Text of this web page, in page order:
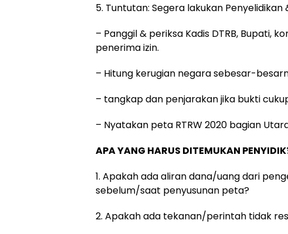
5. Tuntutan: Segera lakukan
– Panggil & periksa Kadis DTRB, Bupati,
penerima izin.
– Hitung kerugian negara sebesar-
– tangkap dan penjarakan jika bukti
– Nyatakan peta RTRW 2020 bagian
APA YANG HARUS DITEMUKAN
1. Apakah ada aliran dana/uang dari
sebelum/saat penyusunan peta?
2. Apakah ada tekanan/perintah tidak